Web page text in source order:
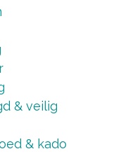
& veilig
& kado